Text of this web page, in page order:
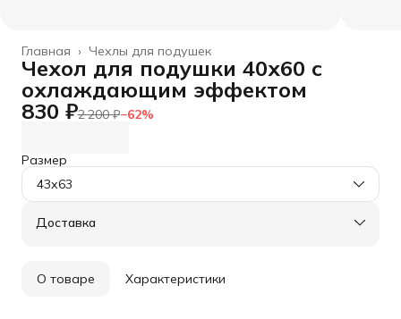
Чехлы для подушек
Главная ›
Чехол для подушки 40х60 с
охлаждающим эффектом
830 ₽2 200 ₽−62%
Размер
43х63
Доставка
О товаре Характеристики